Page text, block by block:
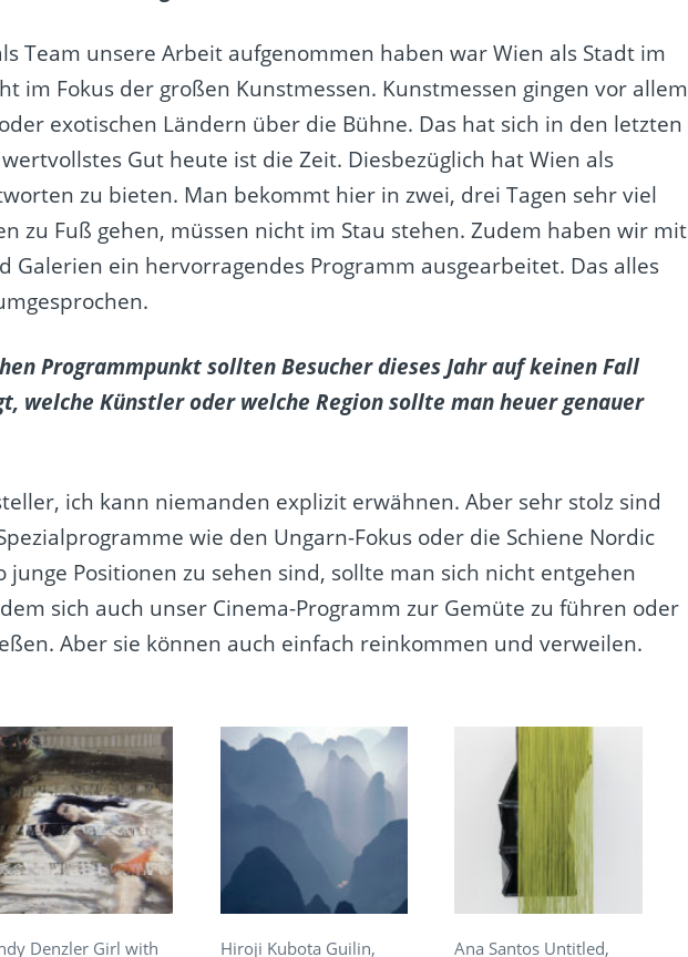
Team unsere Arbeit aufgenommen haben war Wien als Stadt im
im Fokus der großen Kunstmessen. Kunstmessen gingen vor allem
exotischen Ländern über die Bühne. Das hat sich in den letzten
Gut heute ist die Zeit. Diesbezüglich hat Wien als
zu bieten. Man bekommt hier in zwei, drei Tagen sehr viel
zu Fuß gehen, müssen nicht im Stau stehen. Zudem haben wir mit
Galerien ein hervorragendes Programm ausgearbeitet. Das alles
Programmpunkt sollten Besucher dieses Jahr auf keinen Fall
welche Künstler oder welche Region sollte man heuer genauer
ich kann niemanden explizit erwähnen. Aber sehr stolz sind
wie den Ungarn-Fokus oder die Schiene Nordic
junge Positionen zu sehen sind, sollte man sich nicht entgehen
sich auch unser Cinema-Programm zur Gemüte zu führen oder
Aber sie können auch einfach reinkommen und verweilen.
Denzler Girl with
Hiroji Kubota Guilin,
Ana Santos Untitled,